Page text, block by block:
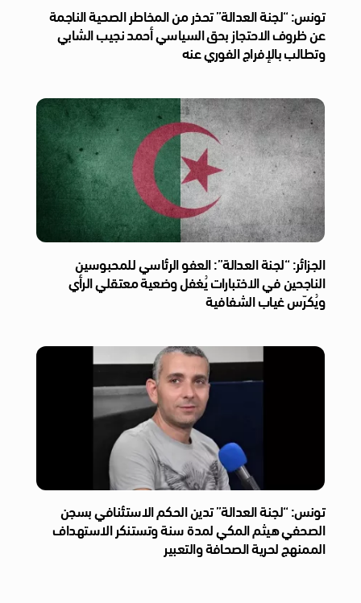
تونس: “لجنة العدالة” تحذر من المخاطر الصحية الناجمة
عن ظروف الاحتجاز بحق السياسي أحمد نجيب الشابي
وتطالب بالإفراج الفوري عنه
الجزائر: “لجنة العدالة”: العفو الرئاسي للمحبوسين
الناجحين في الاختبارات يُغفل وضعية معتقلي الرأي
ويُكرّس غياب الشفافية
تونس: “لجنة العدالة” تدين الحكم الاستئنافي بسجن
الصحفي هيثم المكي لمدة سنة وتستنكر الاستهداف
الممنهج لحرية الصحافة والتعبير